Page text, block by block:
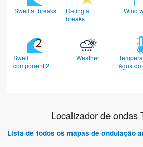
Swell at breaks
Rating at
breaks
Wind
Swell
component 2
Weather
água do
Localizador de ondas
Lista de todos os mapas de ondulação